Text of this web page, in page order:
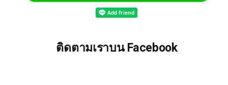
ติดตามเราบน Facebook